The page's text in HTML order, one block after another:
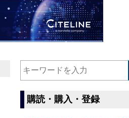
購読・購入・登録